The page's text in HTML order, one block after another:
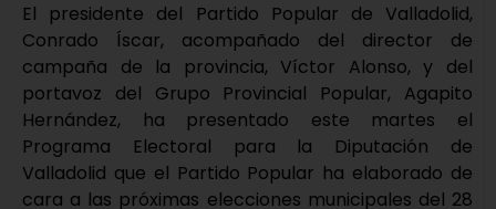
El presidente del Partido Popular de Valladolid,
Conrado Íscar, acompañado del director de
campaña de la provincia, Víctor Alonso, y del
portavoz del Grupo Provincial Popular, Agapito
Hernández, ha presentado este martes el
Programa Electoral para la Diputación de
Valladolid que el Partido Popular ha elaborado de
cara a las próximas elecciones municipales del 28